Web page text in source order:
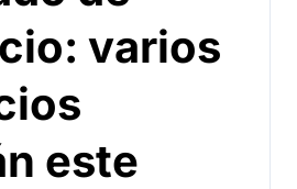
varios
este